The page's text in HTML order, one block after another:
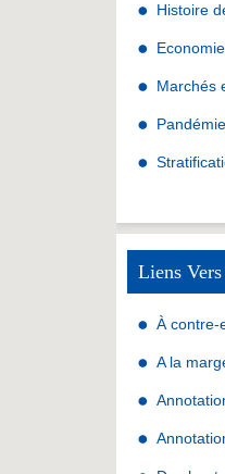
Histoire
Marchés
Pandémie
Liens
À contre-
A la